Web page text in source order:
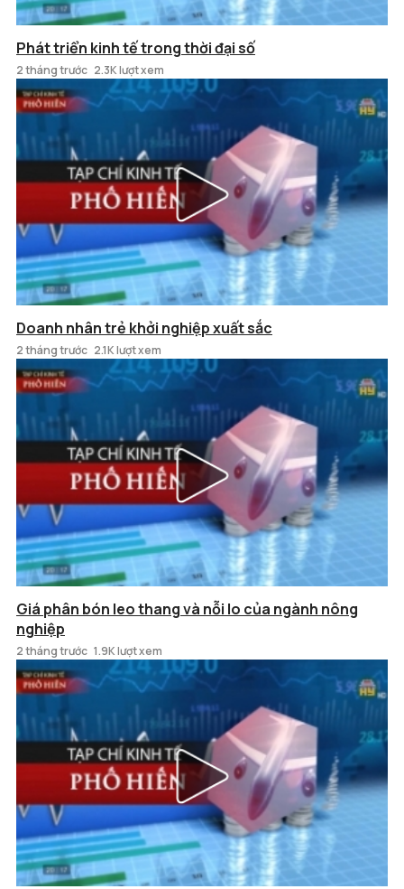
Phát triển kinh tế trong thời đại số
2 tháng trước 2.3K lượt xem
Doanh nhân trẻ khởi nghiệp xuất sắc
2 tháng trước 2.1K lượt xem
Giá phân bón leo thang và nỗi lo của ngành nông
nghiệp
2 tháng trước 1.9K lượt xem